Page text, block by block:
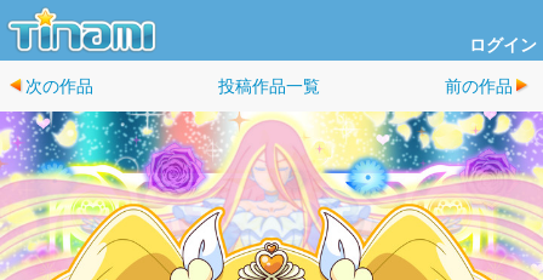
ログイン
次の作品 投稿作品一覧 前の作品